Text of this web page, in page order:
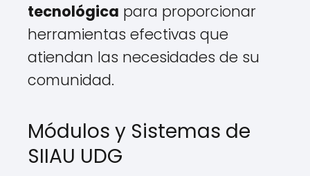
tecnológica para proporcionar
herramientas efectivas que
atiendan las necesidades de su
comunidad.
Módulos y Sistemas de
SIIAU UDG